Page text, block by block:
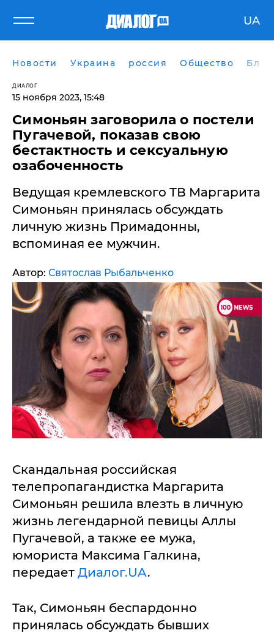
UA
Новости Украина россия Общество
ДИАЛОГ
15 ноября 2023, 15:48
Симоньян заговорила о постели
Пугачевой, показав свою
бестактность и сексуальную
озабоченность
Ведущая кремлевского ТВ Маргарита
Симоньян принялась обсуждать
личную жизнь Примадонны,
вспоминая ее мужчин.
Автор: Святослав Рыбальченко
Скандальная российская
телепропагандистка Маргарита
Симоньян решила влезть в личную
жизнь легендарной певицы Аллы
Пугачевой, а также ее мужа,
юмориста Максима Галкина,
передает Диалог.UA.
Так, Симоньян беспардонно
принялась обсуждать бывших